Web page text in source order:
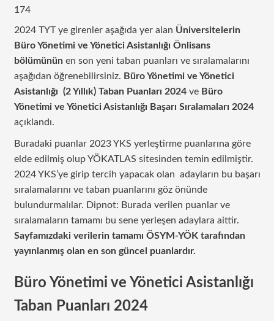
174
2024 TYT ye girenler aşağıda yer alan Üniversitelerin
Büro Yönetimi ve Yönetici Asistanlığı Önlisans
bölümününen son yeni taban puanları ve sıralamalarını
aşağıdan öğrenebilirsiniz. Büro Yönetimi ve Yönetici
Asistanlığı (2 Yıllık) Taban Puanları 2024 ve Büro
Yönetimi ve Yönetici Asistanlığı Başarı Sıralamaları 2024
açıklandı.
Buradaki puanlar 2023 YKS yerleştirme puanlarına göre
elde edilmiş olup YÖKATLAS sitesinden temin edilmiştir.
2024 YKS’ye girip tercih yapacak olan adayların bu başarı
sıralamalarını ve taban puanlarını göz önünde
bulundurmalılar. Dipnot: Burada verilen puanlar ve
sıralamaların tamamı bu sene yerleşen adaylara aittir.
Sayfamızdaki verilerin tamamı ÖSYM-YÖK tarafından
yayınlanmış olan en son güncel puanlardır.
Büro Yönetimi ve Yönetici Asistanlığı
Taban Puanları 2024